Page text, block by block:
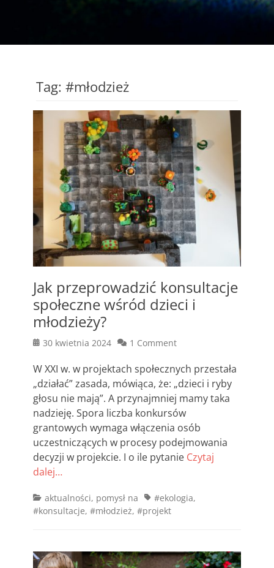
Tag: #młodzież
Jak przeprowadzić konsultacje
społeczne wśród dzieci i
młodzieży?
Posted
30 kwietnia 2024 1 Comment
W XXI w. w projektach społecznych przestała
„działać” zasada, mówiąca, że: „dzieci i ryby
głosu nie mają”. A przynajmniej mamy taka
nadzieję. Spora liczba konkursów
grantowych wymaga włączenia osób
uczestniczących w procesy podejmowania
decyzji w projekcie. I o ile pytanie Czytaj
dalej…
Categories
aktualności, pomysł na Tags#ekologia,
#konsultacje, #młodzież, #projekt